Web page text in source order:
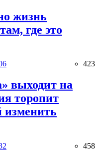
жизнь
где это
423
выходит на
торопит
изменить
458